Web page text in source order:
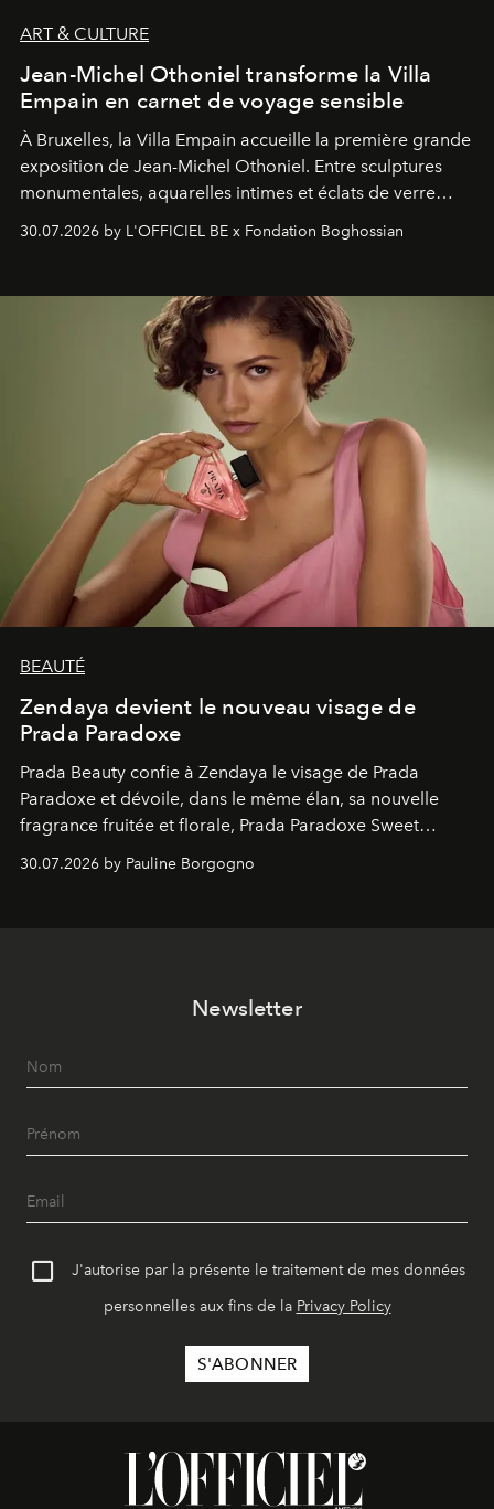
ART & CULTURE
Jean-Michel Othoniel transforme la Villa
Empain en carnet de voyage sensible
À Bruxelles, la Villa Empain accueille la première grande
exposition de Jean-Michel Othoniel. Entre sculptures
monumentales, aquarelles intimes et éclats de verre
soufflé, l’artiste français compose un itinéraire
émotionnel où chaque œuvre devient le souvenir
émerveillement.
30.07.2026 by L'OFFICIEL BE x Fondation Boghossian
BEAUTÉ
Zendaya devient le nouveau visage de
Prada Paradoxe
Prada Beauty confie à Zendaya le visage de Prada
Paradoxe et dévoile, dans le même élan, sa nouvelle
fragrance fruitée et florale, Prada Paradoxe Sweet
Chemistry Eau de Parfum.
30.07.2026 by Pauline Borgogno
Newsletter
J'autorise par la présente le traitement de mes données
personnelles aux fins de la Privacy Policy